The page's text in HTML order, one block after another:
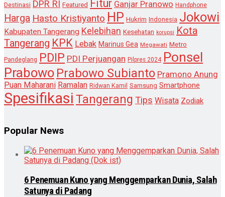
Destinasi DPR RI Featured Fitur Ganjar Pranowo Handphone
Harga Hasto Kristiyanto HP Hukrim Indonesia Jokowi
Kabupaten Tangerang Kelebihan Kesehatan korupsi Kota
Tangerang KPK Lebak Marinus Gea Megawati Metro
Pandeglang PDIP PDI Perjuangan Pilpres 2024 Ponsel
Prabowo Prabowo Subianto Pramono Anung
Puan Maharani Ramalan Ridwan Kamil Samsung Smartphone
Spesifikasi Tangerang Tips Wisata Zodiak
Popular News
6 Penemuan Kuno yang Menggemparkan Dunia, Salah
Satunya di Padang